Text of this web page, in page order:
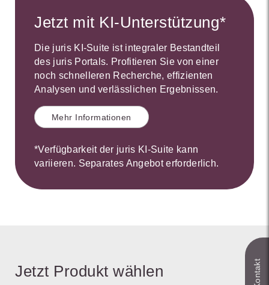
Jetzt mit KI-Unterstützung*
Die juris KI-Suite ist integraler Bestandteil
des juris Portals. Profitieren Sie von einer
noch schnelleren Recherche, effizienten
Analysen und verlässlichen Ergebnissen.
Mehr Informationen
*Verfügbarkeit der juris KI-Suite kann
variieren. Separates Angebot erforderlich.
Jetzt Produkt wählen